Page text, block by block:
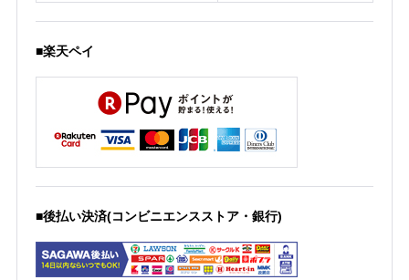
■楽天ペイ
■後払い決済(コンビニエンスストア・銀行)